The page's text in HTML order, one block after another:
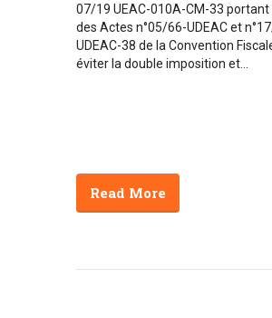
07/19 UEAC-010A-CM-33 portant
des Actes n°05/66-UDEAC et
UDEAC-38 de la Convention
éviter la double imposition et...
Read More